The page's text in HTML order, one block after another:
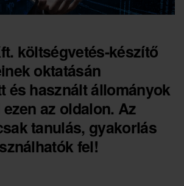
költségvetés-készítő
oktatásán
és használt állományok
az oldalon. Az
tanulás, gyakorlás
fel!